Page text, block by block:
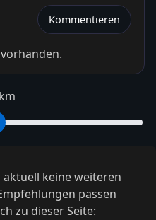
Kommentieren
keine weiteren
passen
zu dieser Seite: